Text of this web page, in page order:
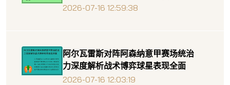
线
2026-07-16 12:59:38
阿尔瓦雷斯对阵阿森纳意甲赛场统治
力深度解析战术博弈球星表现全面
2026-07-16 12:03:19